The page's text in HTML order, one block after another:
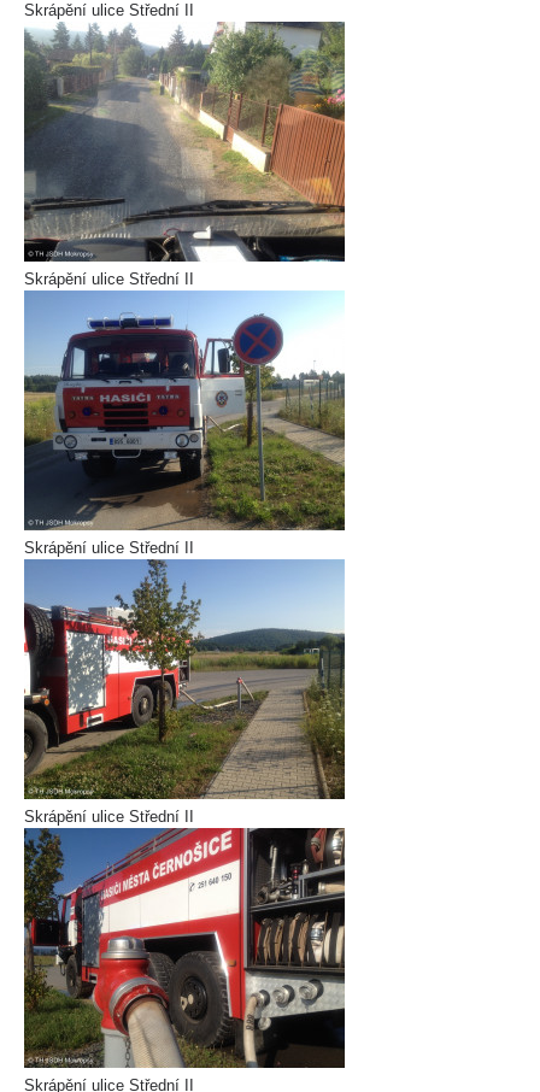
Skrápění ulice Střední II
Skrápění ulice Střední II
Skrápění ulice Střední II
Skrápění ulice Střední II
Skrápění ulice Střední II